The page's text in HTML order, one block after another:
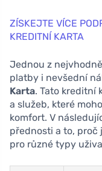
ZÍSKEJTE VÍCE
KREDITNÍ KARTA
Jednou z
platby i nevšední
Karta. Tato kreditní
a služeb, které
komfort. V
přednosti a to, proč
pro různé typy